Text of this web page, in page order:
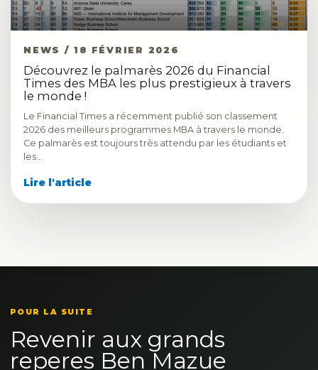
NEWS / 18 FÉVRIER 2026
Découvrez le palmarès 2026 du Financial
Times des MBA les plus prestigieux à travers
le monde !
Le Financial Times a récemment publié son classement
2026 des meilleurs programmes MBA à travers le monde.
Ce palmarès est toujours très attendu par les étudiants et
les…
Lire l'article
POUR LA SUITE
Revenir aux grands
reperes Ben Mazue